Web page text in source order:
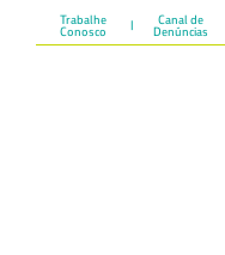
Trabalhe
Conosco
Canal de
Denúncias